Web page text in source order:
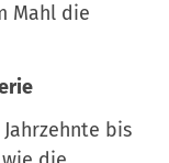
Mahl die
bis